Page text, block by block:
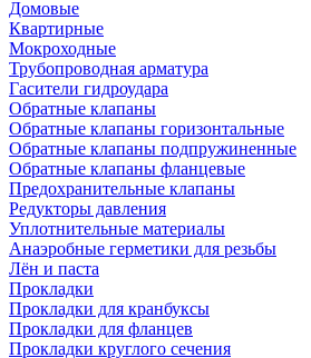
Домовые
Квартирные
Мокроходные
Трубопроводная арматура
Гасители гидроудара
Обратные клапаны
Обратные клапаны горизонтальные
Обратные клапаны подпружиненные
Обратные клапаны фланцевые
Предохранительные клапаны
Редукторы давления
Уплотнительные материалы
Анаэробные герметики для резьбы
Лён и паста
Прокладки
Прокладки для кранбуксы
Прокладки для фланцев
Прокладки круглого сечения